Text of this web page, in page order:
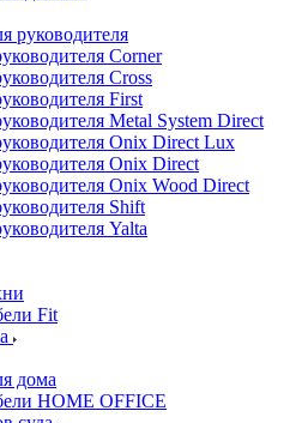
руководителя
Corner
Cross
First
Metal System Direct
Onix Direct Lux
Onix Direct
Onix Wood Direct
Shift
Yalta
Fit
дома
HOME OFFICE